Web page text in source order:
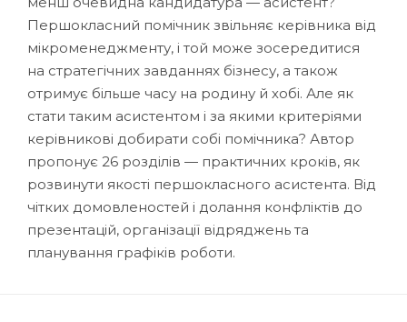
Першокласний помічник звільняє керівника від
мікроменеджменту, і той може зосередитися
на стратегічних завданнях бізнесу, а також
отримує більше часу на родину й хобі. Але як
стати таким асистентом і за якими критеріями
керівникові добирати собі помічника? Автор
пропонує 26 розділів — практичних кроків, як
розвинути якості першокласного асистента. Від
чітких домовленостей і долання конфліктів до
презентацій, організації відряджень та
планування графіків роботи.